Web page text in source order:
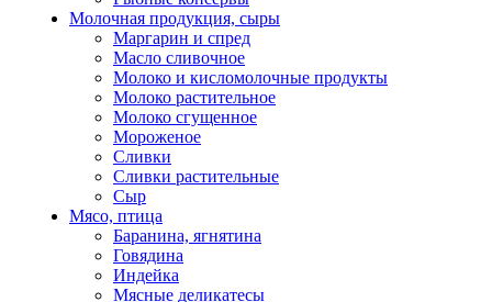
Молочная продукция, сыры
Маргарин и спред
Масло сливочное
Молоко и кисломолочные продукты
Молоко растительное
Молоко сгущенное
Мороженое
Сливки
Сливки растительные
Сыр
Мясо, птица
Баранина, ягнятина
Говядина
Индейка
Мясные деликатесы